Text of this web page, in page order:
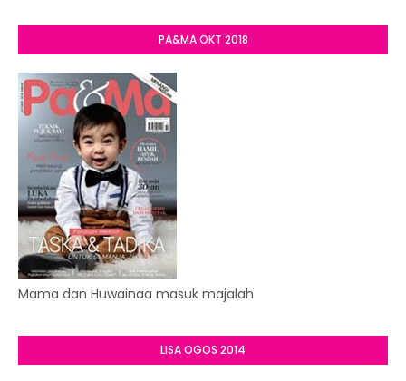
PA&MA OKT 2018
Mama dan Huwainaa masuk majalah
LISA OGOS 2014